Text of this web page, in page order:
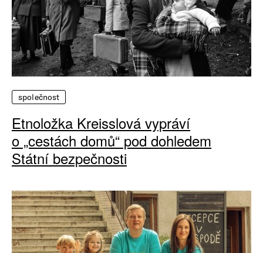
společnost
Etnoložka Kreisslová vypráví
o „cestách domů“ pod dohledem
Státní bezpečnosti